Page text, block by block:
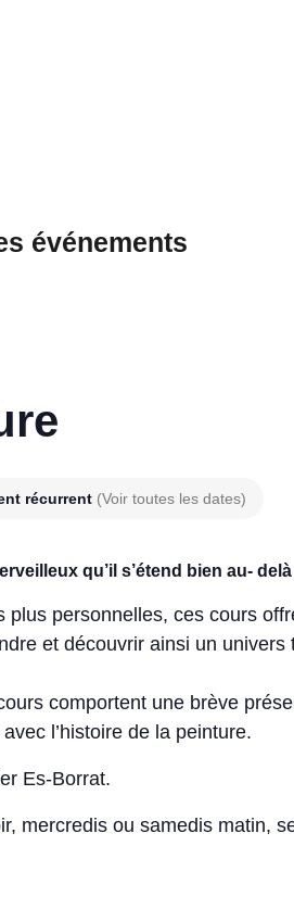
événements
récurrent (Voir toutes les dates)
qu’il s’étend bien au-
plus personnelles, ces cours
et découvrir ainsi un
comportent une brève
l’histoire de la peinture.
Es-Borrat.
mercredis ou samedis matin,